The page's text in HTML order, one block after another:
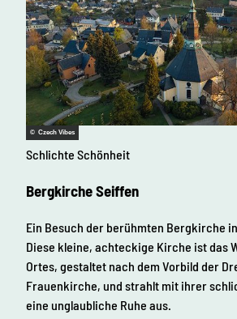
© Czech Vibes
Schlichte Schönheit
Bergkirche Seiffen
Ein Besuch der berühmten Bergkirche
Diese kleine, achteckige Kirche ist das
Ortes, gestaltet nach dem Vorbild der
Frauenkirche, und strahlt mit ihrer
eine unglaubliche Ruhe aus.